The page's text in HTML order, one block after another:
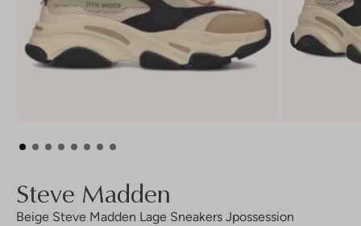
Steve Madden
Beige Steve Madden Lage Sneakers Jpossession